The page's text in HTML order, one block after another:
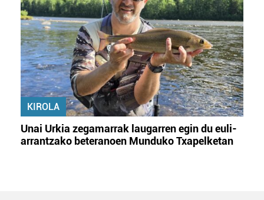
KIROLA
Unai Urkia zegamarrak laugarren egin du euli-
arrantzako beteranoen Munduko Txapelketan